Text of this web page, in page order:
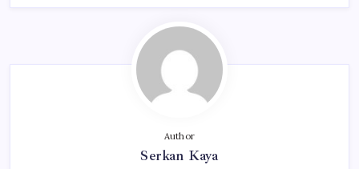
Author
Serkan Kaya